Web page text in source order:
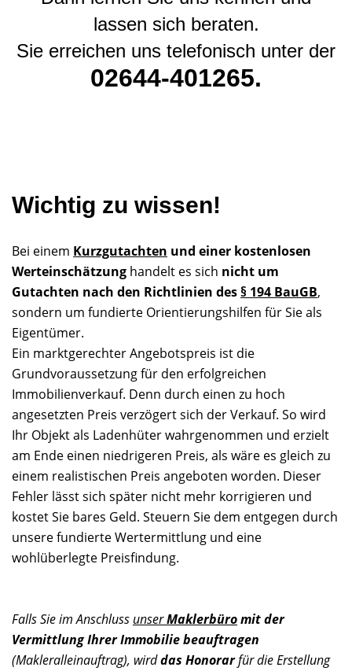
lassen sich beraten.
Sie erreichen uns telefonisch unter der
02644-401265.
Wichtig zu wissen!
Bei einem Kurzgutachten und einer kostenlosen
Werteinschätzung handelt es sich nicht um
Gutachten nach den Richtlinien des§ 194 BauGB,
sondern um fundierte Orientierungshilfen für Sie als
Eigentümer.
Ein marktgerechter Angebotspreis ist die
Grundvoraussetzung für den erfolgreichen
Immobilienverkauf. Denn durch einen zu hoch
angesetzten Preis verzögert sich der Verkauf. So wird
Ihr Objekt als Ladenhüter wahrgenommen und erzielt
am Ende einen niedrigeren Preis, als wäre es gleich zu
einem realistischen Preis angeboten worden. Dieser
Fehler lässt sich später nicht mehr korrigieren und
kostet Sie bares Geld. Steuern Sie dem entgegen durch
unsere fundierte Wertermittlung und eine
wohlüberlegte Preisfindung.
Falls Sie im Anschluss unserMaklerbüromit der
Vermittlung Ihrer Immobilie beauftragen
(Makleralleinauftrag), wirddas Honorarfür die Erstellung